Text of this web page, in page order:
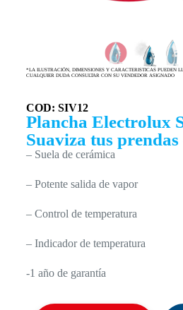
*LA ILUSTRACIÓN, DIMENSIONES Y CARACTERISTICAS PUEDEN
CUALQUIER DUDA CONSULTAR CON SU VENDEDOR ASIGNADO
COD: SIV12
Plancha Electrolux
Suaviza tus
– Suela de cerámica
– Potente salida de vapor
– Control de temperatura
– Indicador de temperatura
-1 año de garantía